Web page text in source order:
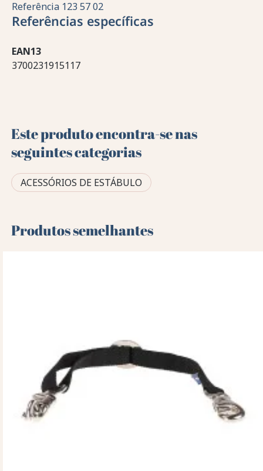
Referência 123 57 02
Referências específicas
EAN13
3700231915117
Este produto encontra-se nas
seguintes categorias
ACESSÓRIOS DE ESTÁBULO
Produtos semelhantes